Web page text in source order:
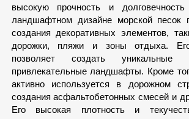
высокую прочность и
ландшафтном дизайне морской песок
создания декоративных элементов,
дорожки, пляжи и зоны отдыха. Его
позволяет создать уникальные
привлекательные ландшафты. Кроме
активно используется в дорожном
создания асфальтобетонных смесей и
Его высокая плотность и